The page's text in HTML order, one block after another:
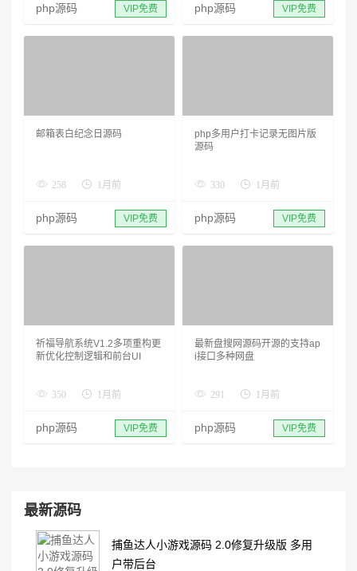
php源码 VIP免费 php源码 VIP免费
邮箱表白纪念日源码
258 1月前
php源码 VIP免费
php多用户打卡记录无图片版
源码
330 1月前
php源码 VIP免费
祈福导航系统V1.2多项重构更
新优化控制逻辑和前台UI
350 1月前
php源码 VIP免费
最新盘搜网源码开源的支持ap
i接口多种网盘
291 1月前
php源码 VIP免费
最新源码
捕鱼达人小游戏源码 2.0修复升级版 多用
户带后台